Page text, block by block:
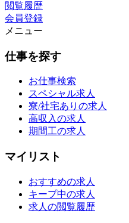
閲覧履歴
会員登録
メニュー
仕事を探す
お仕事検索
スペシャル求人
寮/社宅ありの求人
高収入の求人
期間工の求人
マイリスト
おすすめの求人
キープ中の求人
求人の閲覧履歴